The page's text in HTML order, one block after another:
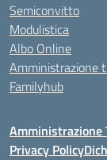
Semiconvitto
Modulistica
Albo Online
Amministrazione
Familyhub
Amministrazione
Privacy Policy